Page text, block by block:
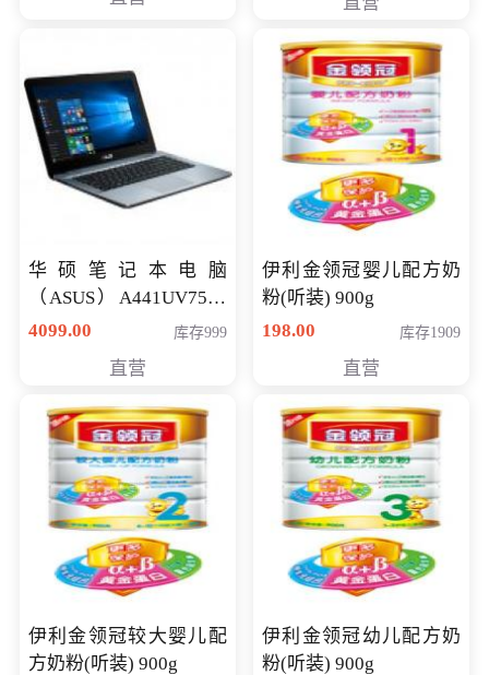
华硕笔记本电脑
（ASUS）A441UV7500
顽石（7代i7-7500U 4G
4099.00 库存999
直营
伊利金领冠婴儿配方奶
粉(听装) 900g
198.00
库存1909
直营
伊利金领冠较大婴儿配
方奶粉(听装) 900g
伊利金领冠幼儿配方奶
粉(听装) 900g